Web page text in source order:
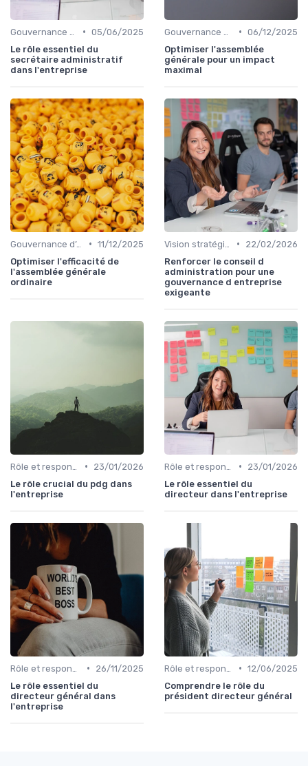
• 05/06/2025
Le rôle essentiel du
secrétaire administratif
dans l'entreprise
• 06/12/2025
Optimiser l'assemblée
générale pour un impact
maximal
Gouvernance d’entreprise • 11/12/2025
Optimiser l'efficacité de
l'assemblée générale
ordinaire
•
22/02/2026
Renforcer le conseil d
administration pour une
gouvernance d entreprise
exigeante
•
23/01/2026
Le rôle crucial du pdg dans
l'entreprise
•
23/01/2026
Le rôle essentiel du
directeur dans l'entreprise
•
26/11/2025
Le rôle essentiel du
directeur général dans
l'entreprise
• 12/06/2025
Comprendre le rôle du
président directeur général